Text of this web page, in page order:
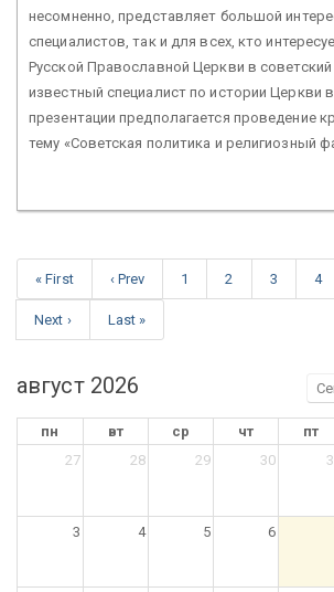
несомненно, представляет большой
специалистов, так и для всех, кто
Русской Православной Церкви в
известный специалист по истории Церкви
презентации предполагается проведение
тему «Советская политика и религиозный
« First ‹ Prev 1 2 3 4
Next › Last »
август 2026
пн вт ср чт пт
27
28 29 30
3 4 5 6